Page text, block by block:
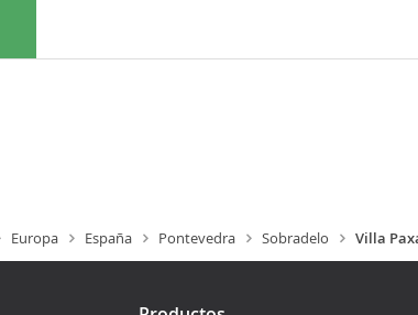
Europa España Pontevedra Sobradelo Villa